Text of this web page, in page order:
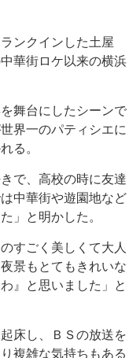
ンクインした土屋
華街ロケ以来の横浜
舞台にしたシーンで
界一のパティシエに
る。
で、高校の時に友達
中華街や遊園地など
」と明かした。
すごく美しくて大人
景もとてもきれいな
』と思いました」と
床し、ＢＳの放送を
複雑な気持ちもある